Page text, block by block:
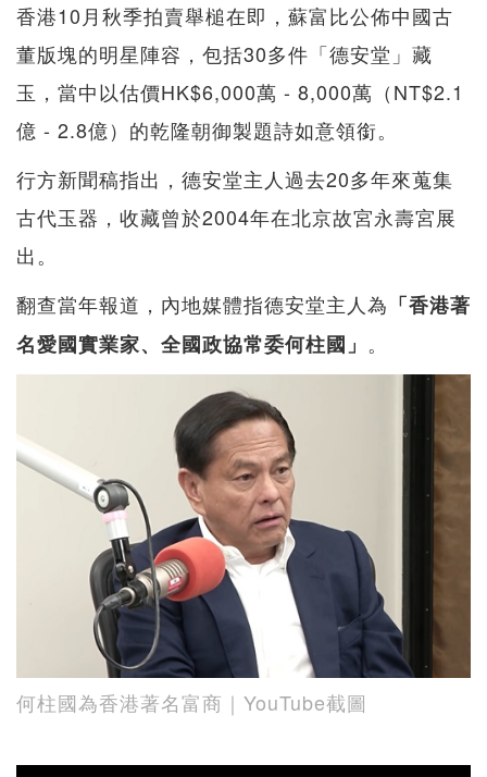
香港10月秋季拍賣舉槌在即，蘇富比公佈中國古
董版塊的明星陣容，包括30多件「德安堂」藏
玉，當中以估價HK$6,000萬 - 8,000萬（NT$2.1
億 - 2.8億）的乾隆朝御製題詩如意領銜。
行方新聞稿指出，德安堂主人過去20多年來蒐集
古代玉器，收藏曾於2004年在北京故宮永壽宮展
出。
翻查當年報道，內地媒體指德安堂主人為 「香港著
名愛國實業家、全國政協常委何柱國」 。
何柱國為香港著名富商｜YouTube截圖